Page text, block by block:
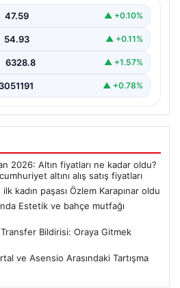
Paşa Oldu",…
47.59 ▲ +0.10%
54.93 ▲ +0.11%
6328.8 ▲ +1.57%
3051191 ▲ +0.78%
2026: Altın fiyatları ne kadar oldu?
altını alış satış fiyatları
kadın paşası Özlem Karapınar oldu
Estetik ve bahçe mutfağı
Bildirisi: Oraya Gitmek
ve Asensio Arasındaki Tartışma